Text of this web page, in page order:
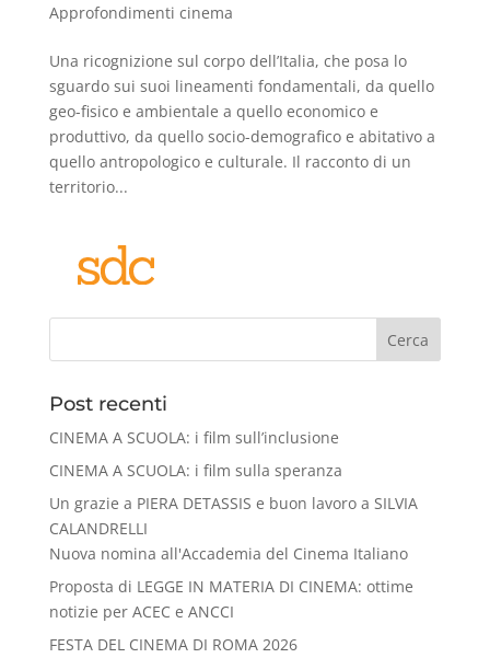
Approfondimenti cinema
Una ricognizione sul corpo dell’Italia, che posa lo
sguardo sui suoi lineamenti fondamentali, da quello
geo-fisico e ambientale a quello economico e
produttivo, da quello socio-demografico e abitativo a
quello antropologico e culturale. Il racconto di un
territorio...
Cerca
Post recenti
CINEMA A SCUOLA: i film sull’inclusione
CINEMA A SCUOLA: i film sulla speranza
Un grazie a PIERA DETASSIS e buon lavoro a SILVIA
CALANDRELLI
Nuova nomina all'Accademia del Cinema Italiano
Proposta di LEGGE IN MATERIA DI CINEMA: ottime
notizie per ACEC e ANCCI
FESTA DEL CINEMA DI ROMA 2026